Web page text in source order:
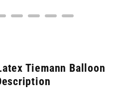
Tiemann Balloon